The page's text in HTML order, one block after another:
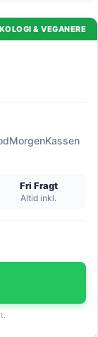
& VEGANERE
Fri Fragt
Altid inkl.